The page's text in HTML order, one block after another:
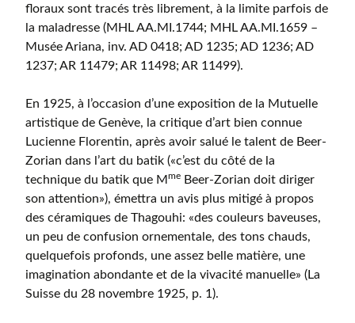
floraux sont tracés très librement, à la limite parfois de
la maladresse (MHL AA.MI.1744; MHL AA.MI.1659 –
Musée Ariana, inv. AD 0418; AD 1235; AD 1236; AD
1237; AR 11479; AR 11498; AR 11499).
En 1925, à l’occasion d’une exposition de la Mutuelle
artistique de Genève, la critique d’art bien connue
Lucienne Florentin, après avoir salué le talent de Beer-
Zorian dans l’art du batik («c’est du côté de la
technique du batik que M me Beer-Zorian doit diriger
son attention»), émettra un avis plus mitigé à propos
des céramiques de Thagouhi: «des couleurs baveuses,
un peu de confusion ornementale, des tons chauds,
quelquefois profonds, une assez belle matière, une
imagination abondante et de la vivacité manuelle» (La
Suisse du 28 novembre 1925, p. 1).